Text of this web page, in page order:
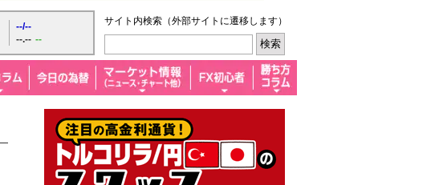
--/--
--.-- --
サイト内検索（外部サイトに遷移します）